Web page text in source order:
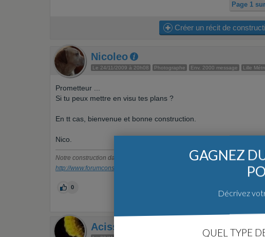
Page 1
Créer un récit de
Nicoleo
Le 24/11/2009 à 20h08 Photographe Env. 2000 message Lille
Prometteur ...
Si tu peux mettre en visu tes plans ?
En tt cas, bienvenue et bonne construction.
Nico.
Notre construction dans le Nord
http://www.forumconstruire.com/recits/recit-4256.php
0
Acissej
GAGNEZ
Décrivez
QUEL TYPE